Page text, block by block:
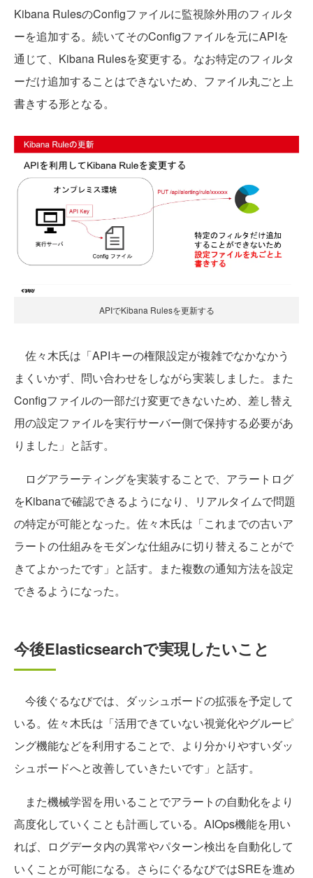
Kibana RulesのConfigファイルに監視除外用のフィルタ
ーを追加する。続いてそのConfigファイルを元にAPIを
通じて、Kibana Rulesを変更する。なお特定のフィルタ
ーだけ追加することはできないため、ファイル丸ごと上
書きする形となる。
APIでKibana Rulesを更新する
佐々木氏は「APIキーの権限設定が複雑でなかなかう
まくいかず、問い合わせをしながら実装しました。また
Configファイルの一部だけ変更できないため、差し替え
用の設定ファイルを実行サーバー側で保持する必要があ
りました」と話す。
ログアラーティングを実装することで、アラートログ
をKibanaで確認できるようになり、リアルタイムで問題
の特定が可能となった。佐々木氏は「これまでの古いア
ラートの仕組みをモダンな仕組みに切り替えることがで
きてよかったです」と話す。また複数の通知方法を設定
できるようになった。
今後Elasticsearchで実現したいこと
今後ぐるなびでは、ダッシュボードの拡張を予定して
いる。佐々木氏は「活用できていない視覚化やグルーピ
ング機能などを利用することで、より分かりやすいダッ
シュボードへと改善していきたいです」と話す。
また機械学習を用いることでアラートの自動化をより
高度化していくことも計画している。AIOps機能を用い
れば、ログデータ内の異常やパターン検出を自動化して
いくことが可能になる。さらにぐるなびではSREを進め